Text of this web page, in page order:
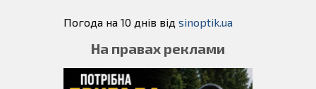
Погода на 10 днів від sinoptik.ua
На правах реклами